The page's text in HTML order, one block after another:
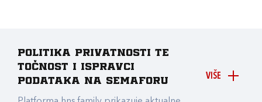
VIŠE
Politika privatnosti te
točnost i ispravci
podataka na Semaforu